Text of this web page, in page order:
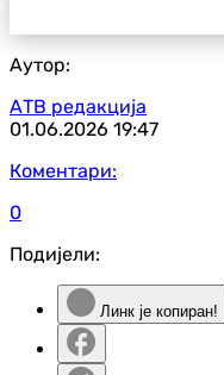
Аутор:
АТВ редакција
01.06.2026 19:47
Коментари:
0
Подијели:
Линк је копиран!